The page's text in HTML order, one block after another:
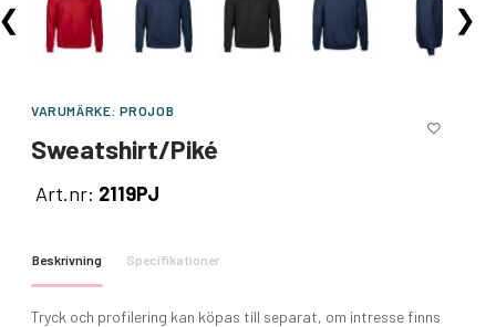
❯
VARUMÄRKE: PROJOB
Sweatshirt/Piké
Art.nr: 2119PJ
Beskrivning Specifikationer
Tryck och profilering kan köpas till separat, om intresse finns